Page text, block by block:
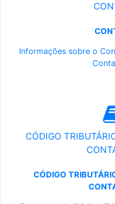
Informações sobre o
CÓDIGO
CÓDIGO